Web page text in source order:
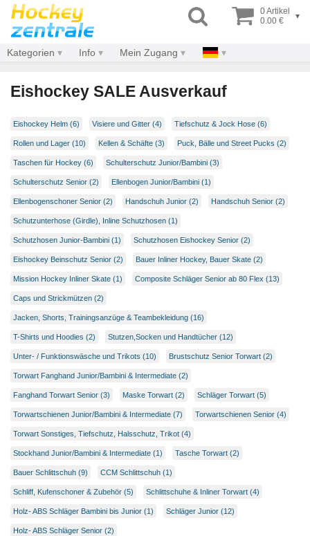
0 Artikel
0.00 €
▾
Kategorien Info Mein Zugang
Eishockey SALE Ausverkauf
Eishockey Helm (6) Visiere und Gitter (4) Tiefschutz & Jock Hose (6)
Rollen und Lager (10) Kellen & Schäfte (3) Puck, Bälle und Street Pucks (2)
Taschen für Hockey (6) Schulterschutz Junior/Bambini (3)
Schulterschutz Senior (2) Ellenbogen Junior/Bambini (1)
Ellenbogenschoner Senior (2) Handschuh Junior (2) Handschuh Senior (2)
Schutzunterhose (Girdle), Inline Schutzhosen (1)
Schutzhosen Junior-Bambini (1) Schutzhosen Eishockey Senior (2)
Eishockey Beinschutz Senior (2) Bauer Inliner Hockey, Bauer Skate (2)
Mission Hockey Inliner Skate (1) Composite Schläger Senior ab 80 Flex (13)
Caps und Strickmützen (2)
Jacken, Shorts, Trainingsanzüge & Teambekleidung (16)
T-Shirts und Hoodies (2) Stutzen,Socken und Handtücher (12)
Unter- / Funktionswäsche und Trikots (10) Brustschutz Senior Torwart (2)
Torwart Fanghand Junior/Bambini & Intermediate (2)
Fanghand Torwart Senior (3) Maske Torwart (2) Schläger Torwart (5)
Torwartschienen Junior/Bambini & Intermediate (7) Torwartschienen Senior (4)
Torwart Sonstiges, Tiefschutz, Halsschutz, Trikot (4)
Stockhand Junior/Bambini & Intermediate (1) Tasche Torwart (2)
Bauer Schlittschuh (9) CCM Schlittschuh (1)
Schliff, Kufenschoner & Zubehör (5) Schlittschuhe & Inliner Torwart (4)
Holz- ABS Schläger Bambini bis Junior (1) Schläger Junior (12)
Holz- ABS Schläger Senior (2)